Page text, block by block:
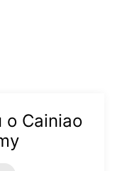
о Cainiao